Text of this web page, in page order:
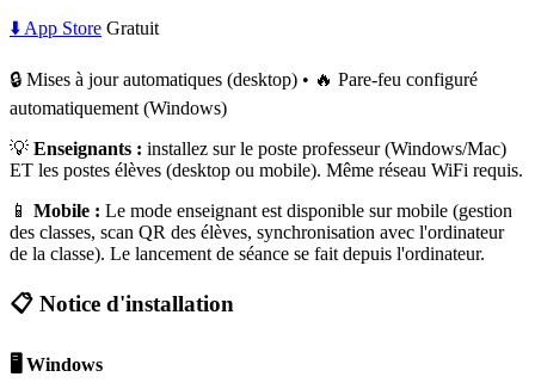
⬇️ App Store Gratuit
🔒 Mises à jour automatiques (desktop) • 🔥 Pare-feu configuré
automatiquement (Windows)
💡 Enseignants : installez sur le poste professeur (Windows/Mac)
ET les postes élèves (desktop ou mobile). Même réseau WiFi requis.
📱 Mobile : Le mode enseignant est disponible sur mobile (gestion
des classes, scan QR des élèves, synchronisation avec l'ordinateur
de la classe). Le lancement de séance se fait depuis l'ordinateur.
📋 Notice d'installation
🖥️ Windows